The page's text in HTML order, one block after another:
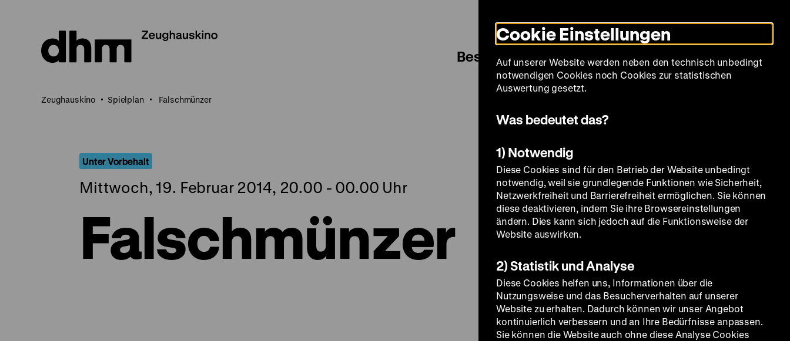
Seiteninhalt
springen
Modus
umschalten
Sprache
Besuch Spielplan Filmreihen Über uns
Zeughauskino Spielplan Falschmünzer
Unter Vorbehalt
Mittwoch, 19. Februar 2014, 20.00 - 00.00 Uhr
Falschmünzer
Cookie Einstellungen
Auf unserer Website werden neben den technisch unbedingt
notwendigen Cookies noch Cookies zur statistischen
Auswertung gesetzt.
Was bedeutet das?
1) Notwendig
Diese Cookies sind für den Betrieb der Website unbedingt
notwendig, weil sie grundlegende Funktionen wie Sicherheit,
Netzwerkfreiheit und Barrierefreiheit ermöglichen. Sie können
diese deaktivieren, indem Sie ihre Browsereinstellungen
ändern. Dies kann sich jedoch auf die Funktionsweise der
Website auswirken.
2) Statistik und Analyse
Diese Cookies helfen uns, Informationen über die
Nutzungsweise und das Besucherverhalten auf unserer
Website zu erhalten. Dadurch können wir unser Angebot
kontinuierlich verbessern und an Ihre Bedürfnisse anpassen.
Sie können die Website auch ohne diese Analyse Cookies